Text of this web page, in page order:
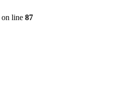
on line 87